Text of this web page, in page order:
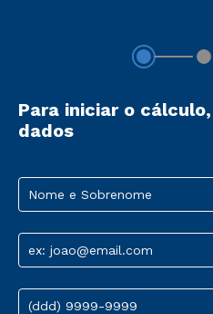
Para iniciar o
dados
Nome e Sobrenome
ex: joao@email.com
(ddd) 9999-9999